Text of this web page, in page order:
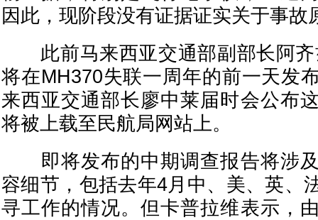
因此，现阶段没有证据证实关于事故
此前马来西亚交通部副部长阿齐
将在MH370失联一周年的前一天发
来西亚交通部长廖中莱届时会公布
将被上载至民航局网站上。
即将发布的中期调查报告将涉及
容细节，包括去年4月中、美、英、
寻工作的情况。但卡普拉维表示，